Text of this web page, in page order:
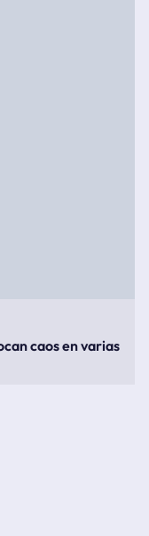
caos en varias